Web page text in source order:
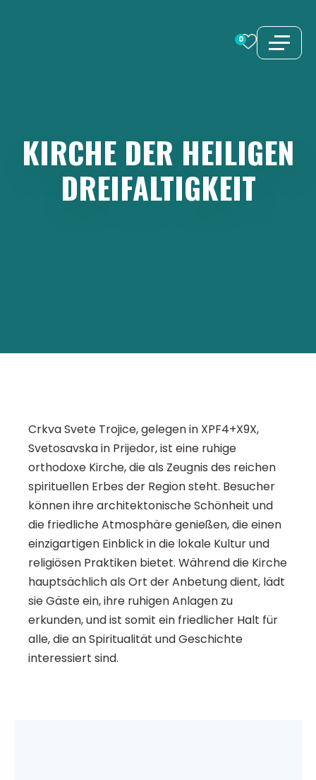
0
KIRCHE DER HEILIGEN
DREIFALTIGKEIT
Crkva Svete Trojice, gelegen in XPF4+X9X,
Svetosavska in Prijedor, ist eine ruhige
orthodoxe Kirche, die als Zeugnis des reichen
spirituellen Erbes der Region steht. Besucher
können ihre architektonische Schönheit und
die friedliche Atmosphäre genießen, die einen
einzigartigen Einblick in die lokale Kultur und
religiösen Praktiken bietet. Während die Kirche
hauptsächlich als Ort der Anbetung dient, lädt
sie Gäste ein, ihre ruhigen Anlagen zu
erkunden, und ist somit ein friedlicher Halt für
alle, die an Spiritualität und Geschichte
interessiert sind.